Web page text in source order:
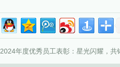
2024年度优秀员工表彰：星光闪耀，共